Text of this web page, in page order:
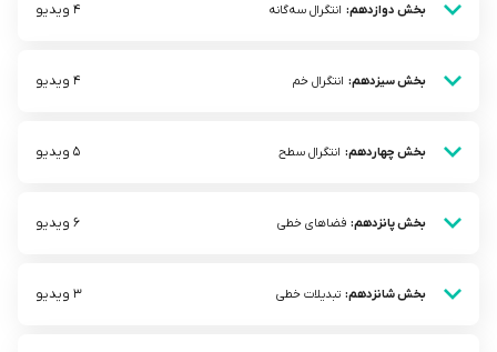
بخش دوازدهم: انتگرال سه‌گانه 4 ویدیو
بخش سیزدهم: انتگرال خم 4 ویدیو
بخش چهاردهم: انتگرال سطح 5 ویدیو
بخش پانزدهم: فضاهای خطی 6 ویدیو
بخش شانزدهم: تبدیلات خطی 3 ویدیو